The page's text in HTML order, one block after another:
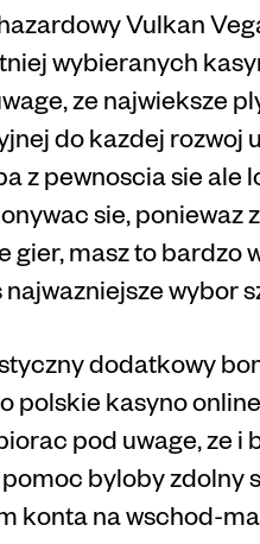
Vulkan
wybieranych
ze najwieksze
do kazdej rozwoj
z pewnoscia sie
sie, poniewaz
masz to bardzo
wybor
dodatkowy
polskie kasyno
pod uwage, ze
byloby
konta na wschod-